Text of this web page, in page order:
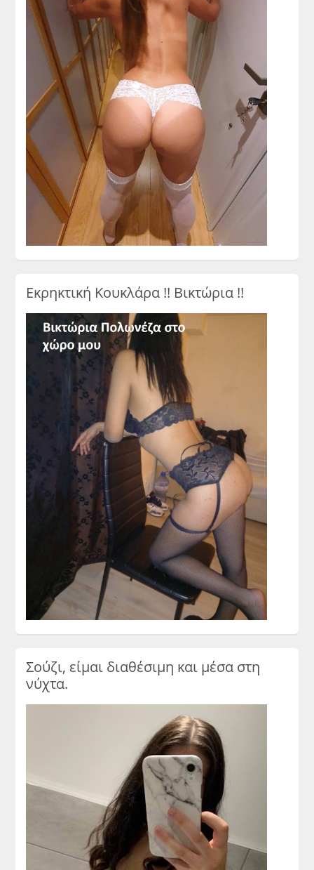
Εκρηκτική Κουκλάρα !! Βικτώρια !!
Σούζι, είμαι διαθέσιμη και μέσα στη
νύχτα.